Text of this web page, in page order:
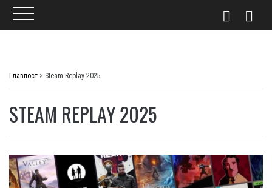
Главпост > Steam Replay 2025
STEAM REPLAY 2025